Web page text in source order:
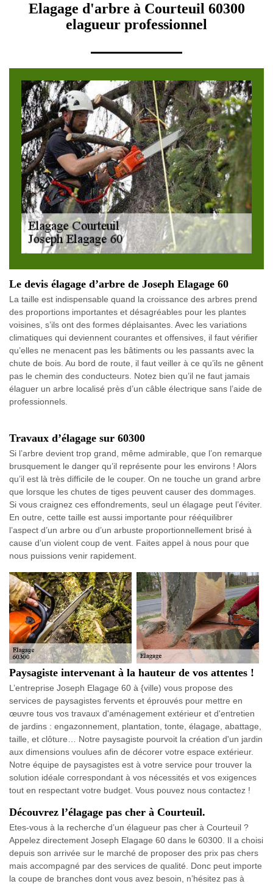
Elagage d'arbre à Courteuil 60300
elagueur professionnel
Le devis élagage d’arbre de Joseph Elagage 60
La taille est indispensable quand la croissance des arbres prend
des proportions importantes et désagréables pour les plantes
voisines, s’ils ont des formes déplaisantes. Avec les variations
climatiques qui deviennent courantes et offensives, il faut vérifier
qu’elles ne menacent pas les bâtiments ou les passants avec la
chute de bois. Au bord de route, il faut veiller à ce qu’ils ne gênent
pas le chemin des conducteurs. Notez bien qu’il ne faut jamais
élaguer un arbre localisé près d’un câble électrique sans l’aide de
professionnels.
Travaux d’élagage sur 60300
Si l’arbre devient trop grand, même admirable, que l’on remarque
brusquement le danger qu’il représente pour les environs ! Alors
qu’il est là très difficile de le couper. On ne touche un grand arbre
que lorsque les chutes de tiges peuvent causer des dommages.
Si vous craignez ces effondrements, seul un élagage peut l’éviter.
En outre, cette taille est aussi importante pour rééquilibrer
l’aspect d’un arbre ou d’un arbuste proportionnellement brisé à
cause d’un violent coup de vent. Faites appel à nous pour que
nous puissions venir rapidement.
Paysagiste intervenant à la hauteur de vos attentes !
L’entreprise Joseph Elagage 60 à {ville) vous propose des
services de paysagistes fervents et éprouvés pour mettre en
œuvre tous vos travaux d'aménagement extérieur et d'entretien
de jardins : engazonnement, plantation, tonte, élagage, abattage,
taille, et clôture… Notre paysagiste pourvoit la création d'un jardin
aux dimensions voulues afin de décorer votre espace extérieur.
Notre équipe de paysagistes est à votre service pour trouver la
solution idéale correspondant à vos nécessités et vos exigences
tout en respectant votre budget. Vous pouvez nous contactez !
Découvrez l’élagage pas cher à Courteuil.
Etes-vous à la recherche d’un élagueur pas cher à Courteuil ?
Appelez directement Joseph Elagage 60 dans le 60300. Il a choisi
depuis son arrivée sur le marché de proposer des prix pas chers
mais accompagné par des services de qualité. Donc peut importe
la coupe de branches dont vous avez besoin, n’hésitez pas à